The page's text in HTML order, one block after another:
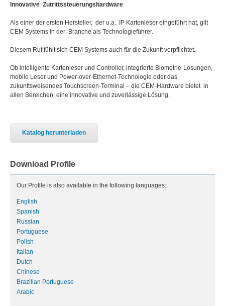
Innovative Zutrittssteuerungshardware
Als einer der ersten Hersteller, der u.a. IP Kartenleser eingeführt hat, gilt
CEM Systems in der Branche als Technologieführer.
Diesem Ruf fühlt sich CEM Systems auch für die Zukunft verpflichtet.
Ob intelligente Kartenleser und Controller, integrierte Biometrie-Lösungen,
mobile Leser und Power-over-Ethernet-Technologie oder das
zukunftsweisendes Touchscreen-Terminal – die CEM-Hardware bietet in
allen Bereichen eine innovative und zuverlässige Lösung.
Katalog herunterladen
Download Profile
Our Profile is also available in the following languages:
English
Spanish
Russian
Portuguese
Polish
Italian
Dutch
Chinese
Brazilian Portuguese
Arabic